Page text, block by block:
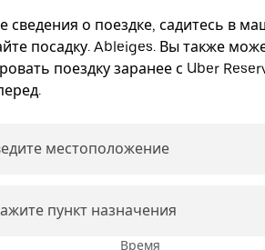
сведения о поездке, садитесь в
посадку. Ableiges. Вы также
поездку заранее с Uber
местоположение
пункт назначения
Время